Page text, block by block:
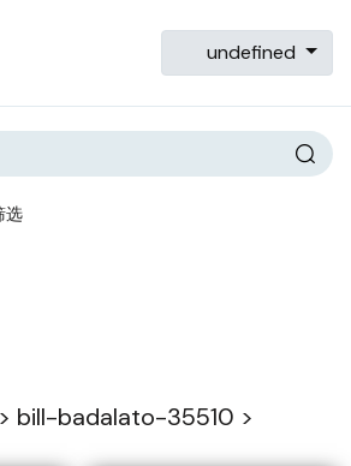
undefined
选
bill-badalato-35510 >